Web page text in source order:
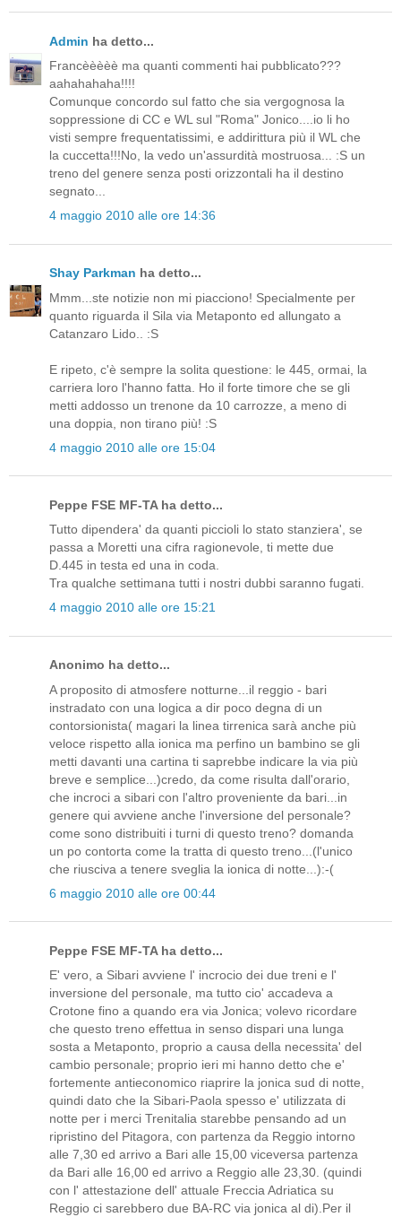
Admin ha detto...
Francèèèèè ma quanti commenti hai pubblicato???
aahahahaha!!!!
Comunque concordo sul fatto che sia vergognosa la
soppressione di CC e WL sul "Roma" Jonico....io li ho
visti sempre frequentatissimi, e addirittura più il WL che
la cuccetta!!!No, la vedo un'assurdità mostruosa... :S un
treno del genere senza posti orizzontali ha il destino
segnato...
4 maggio 2010 alle ore 14:36
Shay Parkman ha detto...
Mmm...ste notizie non mi piacciono! Specialmente per
quanto riguarda il Sila via Metaponto ed allungato a
Catanzaro Lido.. :S
E ripeto, c'è sempre la solita questione: le 445, ormai, la
carriera loro l'hanno fatta. Ho il forte timore che se gli
metti addosso un trenone da 10 carrozze, a meno di
una doppia, non tirano più! :S
4 maggio 2010 alle ore 15:04
Peppe FSE MF-TA ha detto...
Tutto dipendera' da quanti piccioli lo stato stanziera', se
passa a Moretti una cifra ragionevole, ti mette due
D.445 in testa ed una in coda.
Tra qualche settimana tutti i nostri dubbi saranno fugati.
4 maggio 2010 alle ore 15:21
Anonimo ha detto...
A proposito di atmosfere notturne...il reggio - bari
instradato con una logica a dir poco degna di un
contorsionista( magari la linea tirrenica sarà anche più
veloce rispetto alla ionica ma perfino un bambino se gli
metti davanti una cartina ti saprebbe indicare la via più
breve e semplice...)credo, da come risulta dall'orario,
che incroci a sibari con l'altro proveniente da bari...in
genere qui avviene anche l'inversione del personale?
come sono distribuiti i turni di questo treno? domanda
un po contorta come la tratta di questo treno...(l'unico
che riusciva a tenere sveglia la ionica di notte...):-(
6 maggio 2010 alle ore 00:44
Peppe FSE MF-TA ha detto...
E' vero, a Sibari avviene l' incrocio dei due treni e l'
inversione del personale, ma tutto cio' accadeva a
Crotone fino a quando era via Jonica; volevo ricordare
che questo treno effettua in senso dispari una lunga
sosta a Metaponto, proprio a causa della necessita' del
cambio personale; proprio ieri mi hanno detto che e'
fortemente antieconomico riaprire la jonica sud di notte,
quindi dato che la Sibari-Paola spesso e' utilizzata di
notte per i merci Trenitalia starebbe pensando ad un
ripristino del Pitagora, con partenza da Reggio intorno
alle 7,30 ed arrivo a Bari alle 15,00 viceversa partenza
da Bari alle 16,00 ed arrivo a Reggio alle 23,30. (quindi
con l' attestazione dell' attuale Freccia Adriatica su
Reggio ci sarebbero due BA-RC via jonica al di).Per il